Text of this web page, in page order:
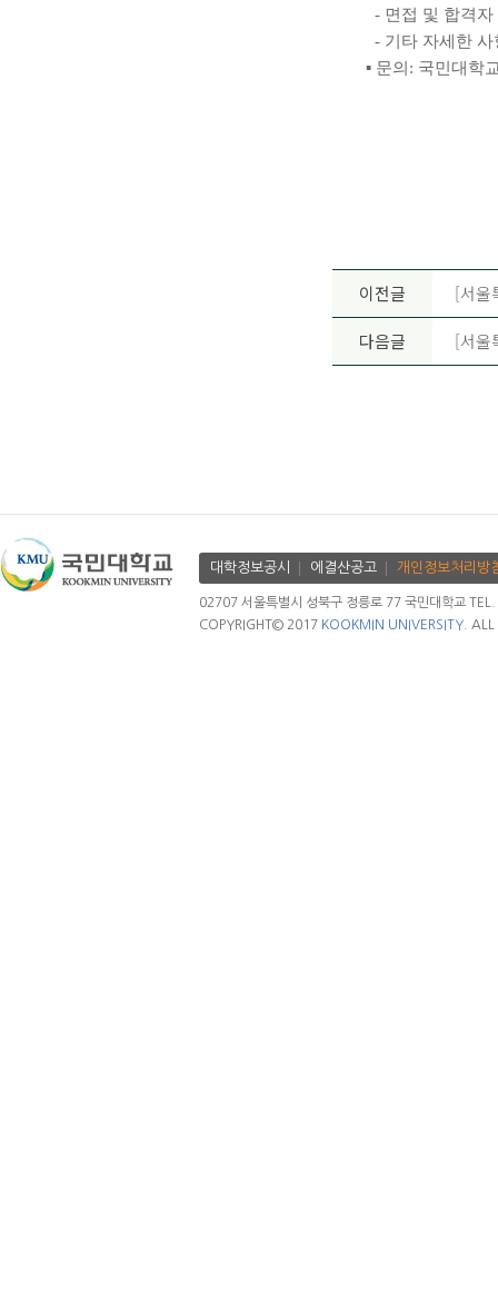
- 면접 및 합격
- 기타 자세한
▪ 문의 : 국민대학
이전글 [서울
다음글 [서울
대학정보공시 에결산공고 개인정보처리방
02707 서울특별시 성북구 정릉로 77 국민대학교
COPYRIGHT© 2017 KOOKMIN UNIVERSITY. ALL